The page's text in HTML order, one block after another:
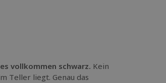
vollkommen schwarz. Kein
Teller liegt. Genau das